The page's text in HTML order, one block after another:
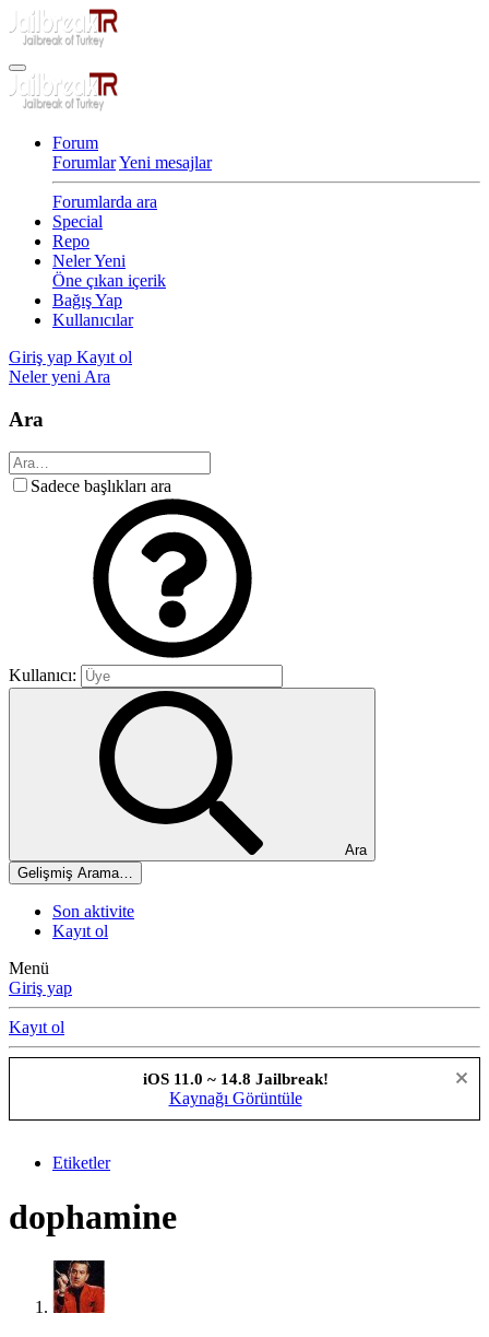
Forum
ForumlarYeni mesajlar
Forumlarda ara
Special
Repo
Neler Yeni
Öne çıkan içerik
Bağış Yap
Kullanıcılar
Giriş yap Kayıt ol
Neler yeni Ara
Ara
Sadece başlıkları ara
Kullanıcı:
Ara
Gelişmiş Arama…
Son aktivite
Kayıt ol
Menü
Giriş yap
Kayıt ol
iOS 11.0 ~ 14.8 Jailbreak!
Kaynağı Görüntüle
Etiketler
dophamine